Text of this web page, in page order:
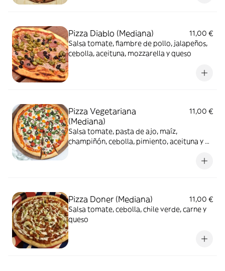
Pizza Diablo (Mediana)
11,00 €
Salsa tomate, fiambre de pollo, jalapeños,
cebolla, aceituna, mozzarella y queso
Pizza Vegetariana
(Mediana)
11,00 €
Salsa tomate, pasta de ajo, maíz,
champiñón, cebolla, pimiento, aceituna y
Pizza Doner (Mediana)
11,00 €
Salsa tomate, cebolla, chile verde, carne y
queso